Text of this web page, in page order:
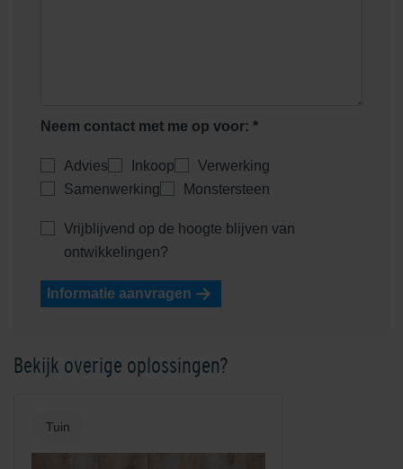
Neem contact met me op voor: *
Advies Inkoop
Verwerking
Samenwerking
Monstersteen
Vrijblijvend op de hoogte blijven van
ontwikkelingen?
Informatie aanvragen
Bekijk overige oplossingen?
Tuin